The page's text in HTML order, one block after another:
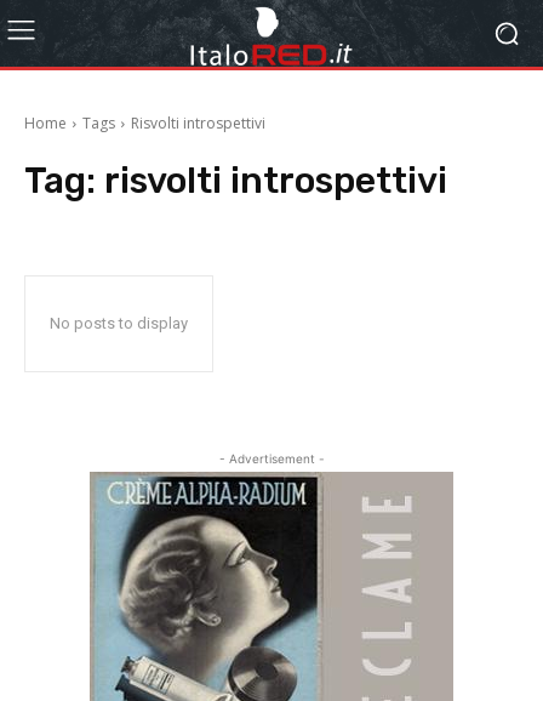
Home Tags Risvolti introspettivi
Tag: risvolti introspettivi
No posts to display
- Advertisement -